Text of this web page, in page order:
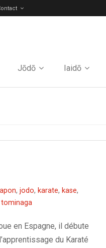
Jōdō Iaidō
, jodo, karate, kase,
tominaga
en Espagne, il débute
du Karaté